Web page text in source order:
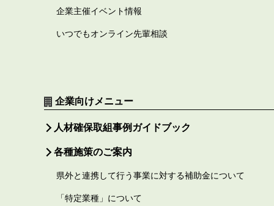
企業主催イベント情報
いつでもオンライン先輩相談
企業向けメニュー
人材確保取組事例ガイドブック
各種施策のご案内
県外と連携して行う事業に対する補助金について
「特定業種」について